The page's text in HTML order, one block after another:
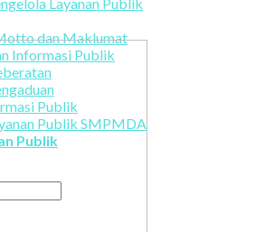
dan Maklumat
Informasi Publik
Publik
Publik SMPMDA
Publik